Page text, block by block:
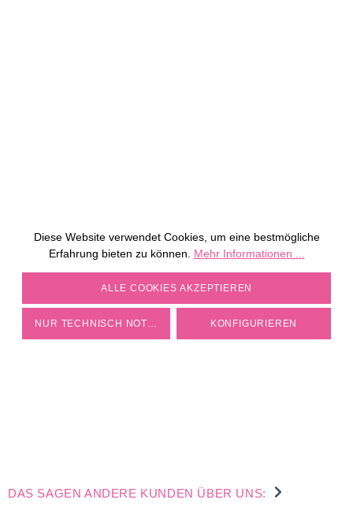
ZU DEN MÜHLEN
DAS SAGEN ANDERE KUNDEN ÜBER UNS:
Diese Website verwendet Cookies, um eine bestmögliche
Erfahrung bieten zu können. Mehr Informationen ...
COOKIE-EINSTELLUNGEN
ALLE COOKIES AKZEPTIEREN
NUR TECHNISCH NOTWENDIGE KONFIGURIEREN